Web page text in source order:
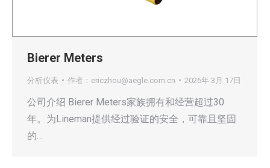
Bierer Meters
分析仪表 作者： ericzhou@aegle.com.cn 2026年 3月 17日
公司介绍 Bierer Meters家族拥有和经营超过30
年。为Lineman提供经过验证的安全，可靠且坚固
的…